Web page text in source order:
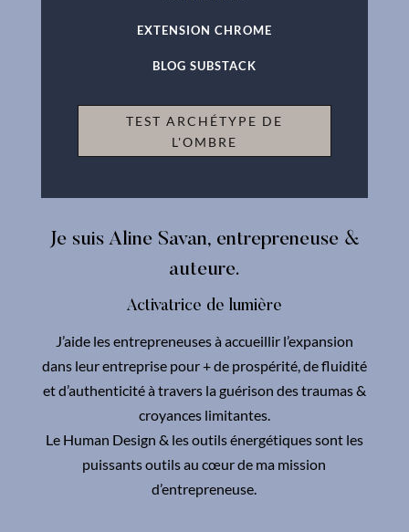
EXTENSION CHROME
BLOG SUBSTACK
TEST ARCHÉTYPE DE
L'OMBRE
Je suis Aline Savan, entrepreneuse &
auteure.
Activatrice de lumière
J’aide les entrepreneuses à accueillir l’expansion
dans leur entreprise pour + de prospérité, de fluidité
et d’authenticité à travers la guérison des traumas &
croyances limitantes.
Le Human Design & les outils énergétiques sont les
puissants outils au cœur de ma mission
d’entrepreneuse.